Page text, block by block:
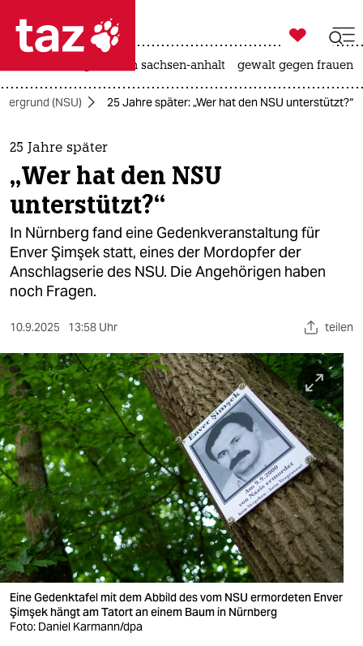
 taz zahl ich
taz zahl ich
themen
politik
öko
gesellschaft
kultur
sport
berlin
nord
wahrheit
verlag
verlag
veranstaltungen
shop
fragen & hilfe
unterstützen

taz zahl ich
landtagswahl in sachsen-anhalt gewalt gegen frauen
(NSU) 25 Jahre später: „Wer hat den NSU unterstützt?“
25 Jahre später
„Wer hat den NSU
unterstützt?“
In Nürnberg fand eine Gedenkveranstaltung für
Enver Şimşek statt, eines der Mordopfer der
Anschlagserie des NSU. Die Angehörigen haben
noch Fragen.
10.9.2025 13:58 Uhr teilen
Eine Gedenktafel mit dem Abbild des vom NSU ermordeten Enver
Şimşek hängt am Tatort an einem Baum in Nürnberg
Foto: Daniel Karmann/dpa